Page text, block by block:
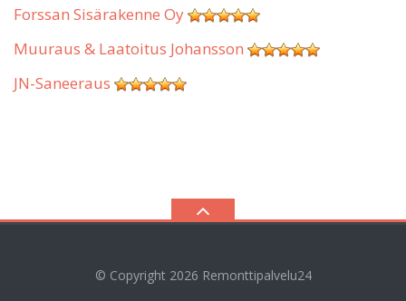
Forssan Sisärakenne Oy
Muuraus & Laatoitus Johansson
JN-Saneeraus
© Copyright 2026 Remonttipalvelu24